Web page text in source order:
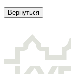
Вернуться